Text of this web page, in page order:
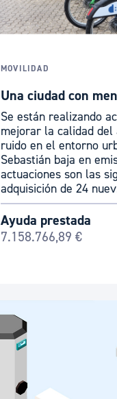
MOVILIDAD
Una ciudad con
Se están realizando
mejorar la calidad
ruido en el entorno
Sebastián baja en
actuaciones son las
adquisición de 24
Ayuda prestada
7.158.766,89 €